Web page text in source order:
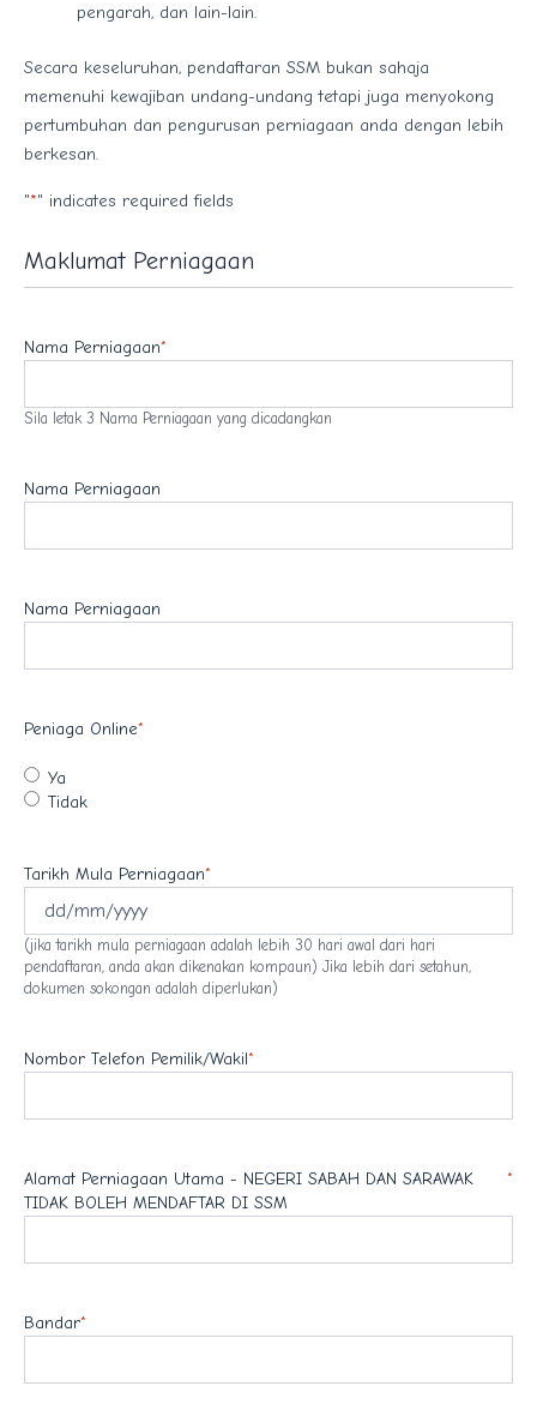
pengarah, dan lain-lain.
Secara keseluruhan, pendaftaran SSM bukan sahaja
memenuhi kewajiban undang-undang tetapi juga menyokong
pertumbuhan dan pengurusan perniagaan anda dengan lebih
berkesan.
"*" indicates required fields
Maklumat Perniagaan
Nama Perniagaan*
Sila letak 3 Nama Perniagaan yang dicadangkan
Nama Perniagaan
Nama Perniagaan
Peniaga Online*
Ya
Tidak
Tarikh Mula Perniagaan*
(jika tarikh mula perniagaan adalah lebih 30 hari awal dari hari
pendaftaran, anda akan dikenakan kompaun) Jika lebih dari setahun,
dokumen sokongan adalah diperlukan)
Nombor Telefon Pemilik/Wakil*
Alamat Perniagaan Utama - NEGERI SABAH DAN SARAWAK
TIDAK BOLEH MENDAFTAR DI SSM
*
Bandar*